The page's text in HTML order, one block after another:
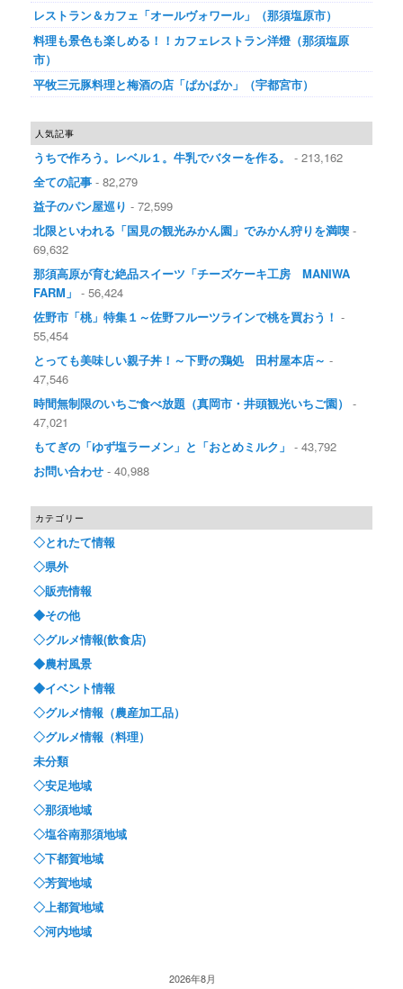
レストラン＆カフェ「オールヴォワール」（那須塩原市）
料理も景色も楽しめる！！カフェレストラン洋燈（那須塩原
市）
平牧三元豚料理と梅酒の店「ぱかぱか」（宇都宮市）
人気記事
うちで作ろう。レベル１。牛乳でバターを作る。
- 213,162
全ての記事 - 82,279
益子のパン屋巡り - 72,599
北限といわれる「国見の観光みかん園」でみかん狩りを満喫 -
69,632
那須高原が育む絶品スイーツ「チーズケーキ工房 MANIWA
FARM」 - 56,424
佐野市「桃」特集１～佐野フルーツラインで桃を買おう！ -
55,454
とっても美味しい親子丼！～下野の鶏処 田村屋本店～ -
47,546
時間無制限のいちご食べ放題（真岡市・井頭観光いちご園）
-
47,021
もてぎの「ゆず塩ラーメン」と「おとめミルク」 - 43,792
お問い合わせ - 40,988
カテゴリー
◇とれたて情報
◇県外
◇販売情報
◆その他
◇グルメ情報(飲食店)
◆農村風景
◆イベント情報
◇グルメ情報（農産加工品）
◇グルメ情報（料理）
未分類
◇安足地域
◇那須地域
◇塩谷南那須地域
◇下都賀地域
◇芳賀地域
◇上都賀地域
◇河内地域
2026年8月